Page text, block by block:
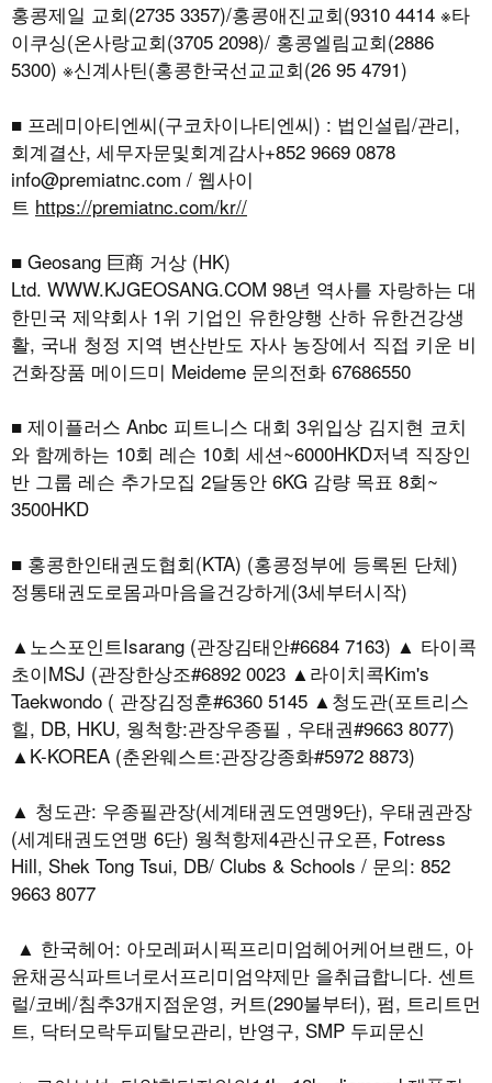
홍콩제일 교회(2735 3357)/홍콩애진교회(9310 4414 ※타
이쿠싱(온사랑교회(3705 2098)/ 홍콩엘림교회(2886
5300) ※신계사틴(홍콩한국선교교회(26 95 4791)
■ 프레미아티엔씨(구코차이나티엔씨) : 법인설립/관리,
회계결산, 세무자문및회계감사+852 9669 0878
info@premiatnc.com / 웹사이
트 https://premiatnc.com/kr//
■ Geosang 巨商 거상 (HK)
Ltd. WWW.KJGEOSANG.COM 98년 역사를 자랑하는 대
한민국 제약회사 1위 기업인 유한양행 산하 유한건강생
활, 국내 청정 지역 변산반도 자사 농장에서 직접 키운 비
건화장품 메이드미 Meideme 문의전화 67686550
■ 제이플러스 Anbc 피트니스 대회 3위입상 김지현 코치
와 함께하는 10회 레슨 10회 세션~6000HKD저녁 직장인
반 그룹 레슨 추가모집 2달동안 6KG 감량 목표 8회~
3500HKD
■ 홍콩한인태권도협회(KTA) (홍콩정부에 등록된 단체)
정통태권도로몸과마음을건강하게(3세부터시작)
▲노스포인트Isarang (관장김태안#6684 7163) ▲ 타이콕
초이MSJ (관장한상조#6892 0023 ▲라이치콕Kim's
Taekwondo ( 관장김정훈#6360 5145 ▲청도관(포트리스
힐, DB, HKU, 웡척항:관장우종필 , 우태권#9663 8077)
▲K-KOREA (춘완웨스트:관장강종화#5972 8873)
▲ 청도관: 우종필관장(세계태권도연맹9단), 우태권관장
(세계태권도연맹 6단) 웡척항제4관신규오픈, Fotress
Hill, Shek Tong Tsui, DB/ Clubs & Schools / 문의: 852
9663 8077
▲ 한국헤어: 아모레퍼시픽프리미엄헤어케어브랜드, 아
윤채공식파트너로서프리미엄약제만 을취급합니다. 센트
럴/코베/침추3개지점운영, 커트(290불부터), 펌, 트리트먼
트, 닥터모락두피탈모관리, 반영구, SMP 두피문신